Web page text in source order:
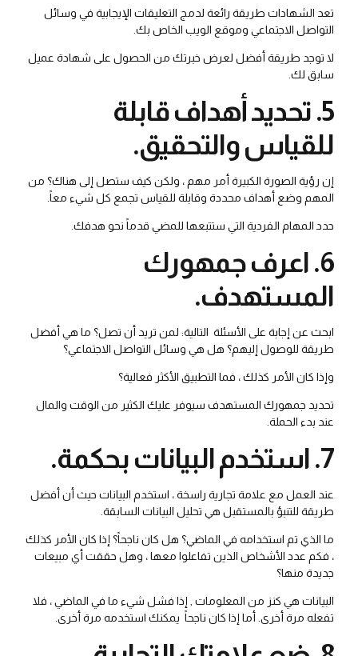
تعد الشهادات طريقة رائعة لدمج التعليقات الإيجابية في وسائل
التواصل الاجتماعي وموقع الويب الخاص بك.
لا توجد طريقة أفضل لعرض خبرتك من الحصول على شهادة عميل
سابق لك.
5. تحديد أهداف قابلة
للقياس والتحقيق.
إن رؤية الصورة الكبيرة أمر مهم ، ولكن كيف ستصل إلى هناك؟ من
المهم وضع أهداف محددة وقابلة للقياس تجمع كل شيء معاً.
حدد المهام الفردية التي ستتبعها للمضي قدماً نحو هدفك.
6. اعرف جمهورك
المستهدف.
ابحث عن إجابة على الأسئلة التالية: لمن تريد أن تصل؟ ما هي أفضل
طريقة للوصول إليهم؟ هل هي وسائل التواصل الاجتماعي؟
وإذا كان الأمر كذلك ، فما التطبيق الأكثر فعالية؟
تحديد جمهورك المستهدف سيوفر عليك الكثير من الوقت والمال
عند بدء الحملة.
7. استخدم البيانات بحكمة.
عند العمل مع علامة تجارية راسخة ، استخدم البيانات حيث أن أفضل
طريقة للتنبؤ بالمستقبل هي تحليل البيانات السابقة.
ما الذي تم استخدامه في الماضي؟ هل كان ناجحاً؟ إذا كان الأمر كذلك
، فكم عدد الأشخاص الذين تفاعلوا معها ، وهل حققت أي مبيعات
جديدة منها؟
البيانات هي كنز من المعلومات , إذا فشل شيء ما في الماضي ، فلا
تفعله مرة أخرى. أما إذا كان ناجحاً يمكنك استخدمه مرة أخرى.